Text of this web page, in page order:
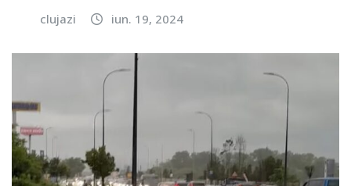
clujazi iun. 19, 2024